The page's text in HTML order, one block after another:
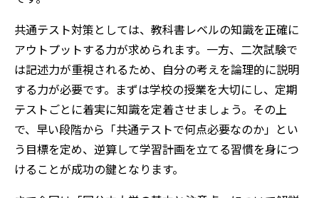
共通テスト対策としては、教科書レベルの知識を正確に
アウトプットする力が求められます。一方、二次試験で
は記述力が重視されるため、自分の考えを論理的に説明
する力が必要です。まずは学校の授業を大切にし、定期
テストごとに着実に知識を定着させましょう。その上
で、早い段階から「共通テストで何点必要なのか」とい
う目標を定め、逆算して学習計画を立てる習慣を身につ
けることが成功の鍵となります。